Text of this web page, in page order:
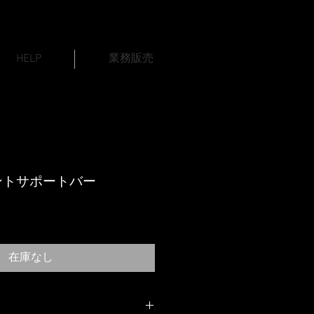
HELP 業務販売
サポートバー
在庫なし